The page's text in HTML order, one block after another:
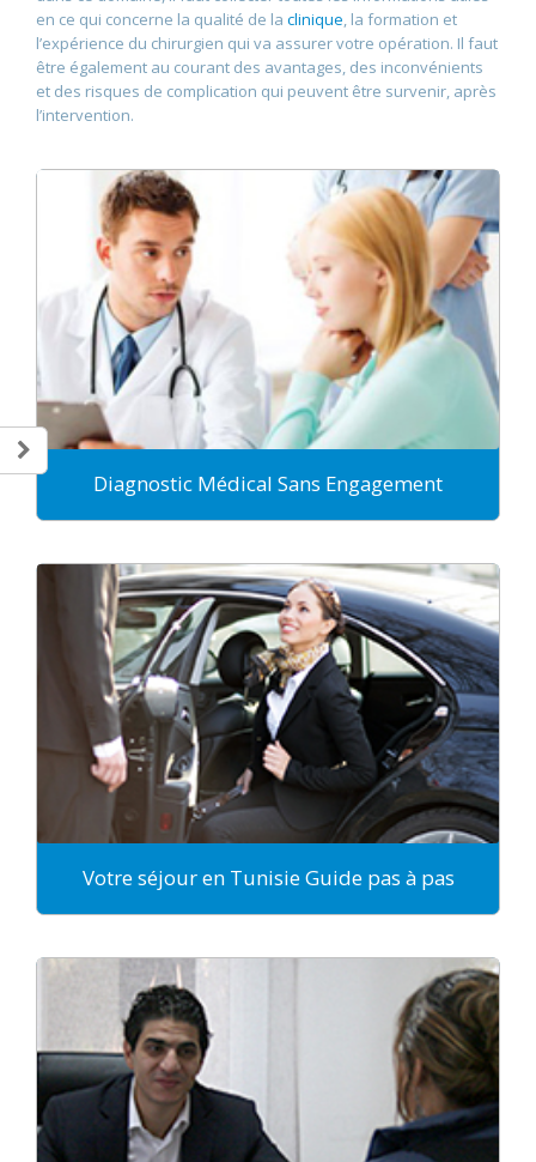
en ce qui concerne la qualité de la clinique, la formation et
l’expérience du chirurgien qui va assurer votre opération. Il faut
être également au courant des avantages, des inconvénients
et des risques de complication qui peuvent être survenir, après
l’intervention.
Diagnostic Médical Sans Engagement
Votre séjour en Tunisie Guide pas à pas